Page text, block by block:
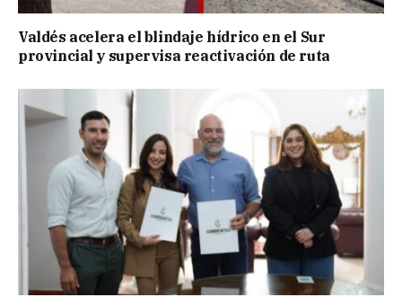
Valdés acelera el blindaje hídrico en el Sur
provincial y supervisa reactivación de ruta